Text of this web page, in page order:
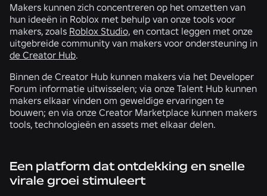
Makers kunnen zich concentreren op het omzetten van
hun ideeën in Roblox met behulp van onze tools voor
makers, zoals Roblox Studio, en contact leggen met onze
uitgebreide community van makers voor ondersteuning in
de Creator Hub.
Binnen de Creator Hub kunnen makers via het Developer
Forum informatie uitwisselen; via onze Talent Hub kunnen
makers elkaar vinden om geweldige ervaringen te
bouwen; en via onze Creator Marketplace kunnen makers
tools, technologieën en assets met elkaar delen.
Een platform dat ontdekking en snelle
virale groei stimuleert